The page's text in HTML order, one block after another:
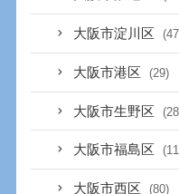
大阪市淀川区
大阪市港区 (29)
大阪市生野区
大阪市福島区
大阪市西区 (80)